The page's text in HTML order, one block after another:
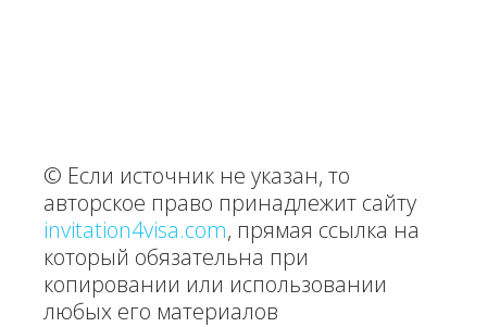
© Если источник не указан, то
авторское право принадлежит сайту
invitation4visa.com, прямая ссылка на
который обязательна при
копировании или использовании
любых его материалов